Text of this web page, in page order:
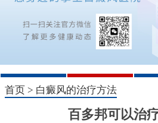
1 2
首页 > 白癜风的治疗方法
百多邦可以治